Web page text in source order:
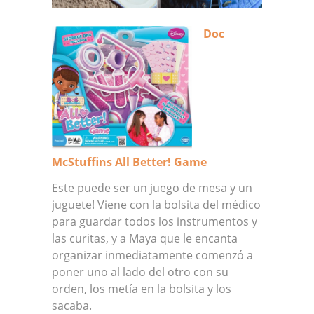
Doc
McStuffins All Better! Game
Este puede ser un juego de mesa y un
juguete! Viene con la bolsita del médico
para guardar todos los instrumentos y
las curitas, y a Maya que le encanta
organizar inmediatamente comenzó a
poner uno al lado del otro con su
orden, los metía en la bolsita y los
sacaba.